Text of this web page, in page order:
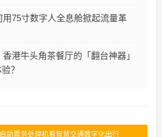
75寸数字人全息舱掀起流量革
港牛头角茶餐厅的「翻台神器」
？
助票务处理机看智慧交通数字化出行